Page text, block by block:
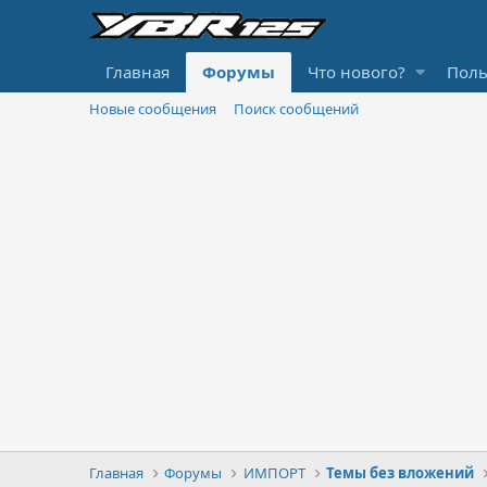
Главная Форумы Что нового?
Новые сообщения Поиск сообщений
Главная Форумы ИМПОРТ Темы без вложений